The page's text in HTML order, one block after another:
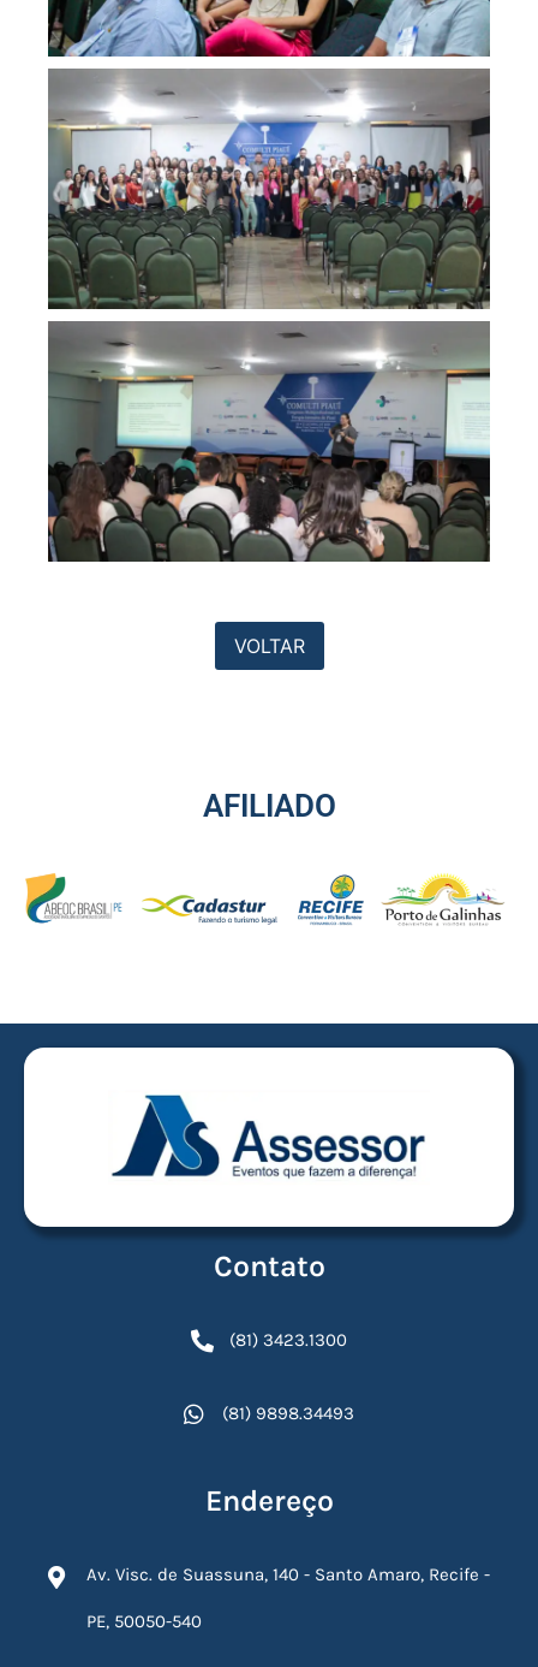
VOLTAR
AFILIADO
Contato
(81) 3423.1300
(81) 9898.34493
Endereço
Av. Visc. de Suassuna, 140 - Santo Amaro, Recife -
PE, 50050-540